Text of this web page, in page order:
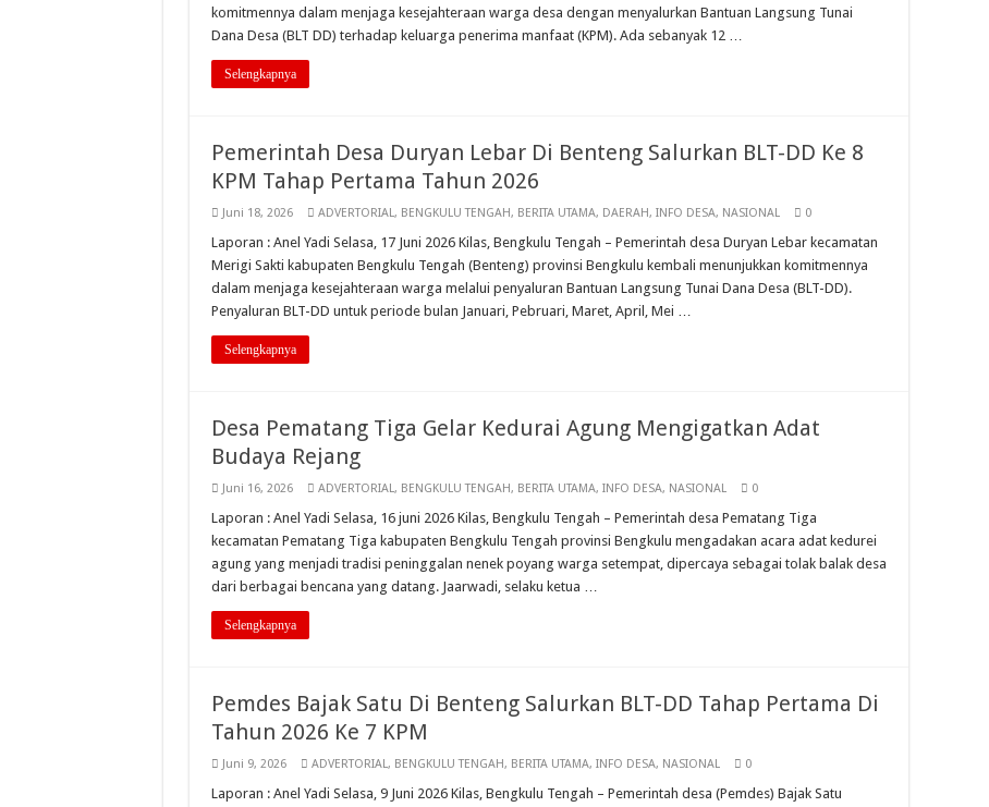
komitmennya dalam menjaga kesejahteraan warga desa dengan menyalurkan Bantuan Langsung Tunai
Dana Desa (BLT DD) terhadap keluarga penerima manfaat (KPM). Ada sebanyak 12 …
Selengkapnya
Pemerintah Desa Duryan Lebar Di Benteng Salurkan BLT-DD Ke 8
KPM Tahap Pertama Tahun 2026
Juni 18, 2026 ADVERTORIAL, BENGKULU TENGAH, BERITA UTAMA, DAERAH, INFO DESA, NASIONAL 0
Laporan : Anel Yadi Selasa, 17 Juni 2026 Kilas, Bengkulu Tengah – Pemerintah desa Duryan Lebar kecamatan
Merigi Sakti kabupaten Bengkulu Tengah (Benteng) provinsi Bengkulu kembali menunjukkan komitmennya
dalam menjaga kesejahteraan warga melalui penyaluran Bantuan Langsung Tunai Dana Desa (BLT-DD).
Penyaluran BLT-DD untuk periode bulan Januari, Pebruari, Maret, April, Mei …
Selengkapnya
Desa Pematang Tiga Gelar Kedurai Agung Mengigatkan Adat
Budaya Rejang
Juni 16, 2026 ADVERTORIAL, BENGKULU TENGAH, BERITA UTAMA, INFO DESA, NASIONAL 0
Laporan : Anel Yadi Selasa, 16 juni 2026 Kilas, Bengkulu Tengah – Pemerintah desa Pematang Tiga
kecamatan Pematang Tiga kabupaten Bengkulu Tengah provinsi Bengkulu mengadakan acara adat kedurei
agung yang menjadi tradisi peninggalan nenek poyang warga setempat, dipercaya sebagai tolak balak desa
dari berbagai bencana yang datang. Jaarwadi, selaku ketua …
Selengkapnya
Pemdes Bajak Satu Di Benteng Salurkan BLT-DD Tahap Pertama Di
Tahun 2026 Ke 7 KPM
Juni 9, 2026 ADVERTORIAL, BENGKULU TENGAH, BERITA UTAMA, INFO DESA, NASIONAL 0
Laporan : Anel Yadi Selasa, 9 Juni 2026 Kilas, Bengkulu Tengah – Pemerintah desa (Pemdes) Bajak Satu